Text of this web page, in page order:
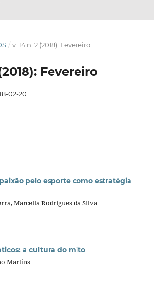
/ v. 14 n. 2 (2018): Fevereiro
Fevereiro
02-20
pelo esporte como estratégia
Marcella Rodrigues da Silva
a cultura do mito
Martins